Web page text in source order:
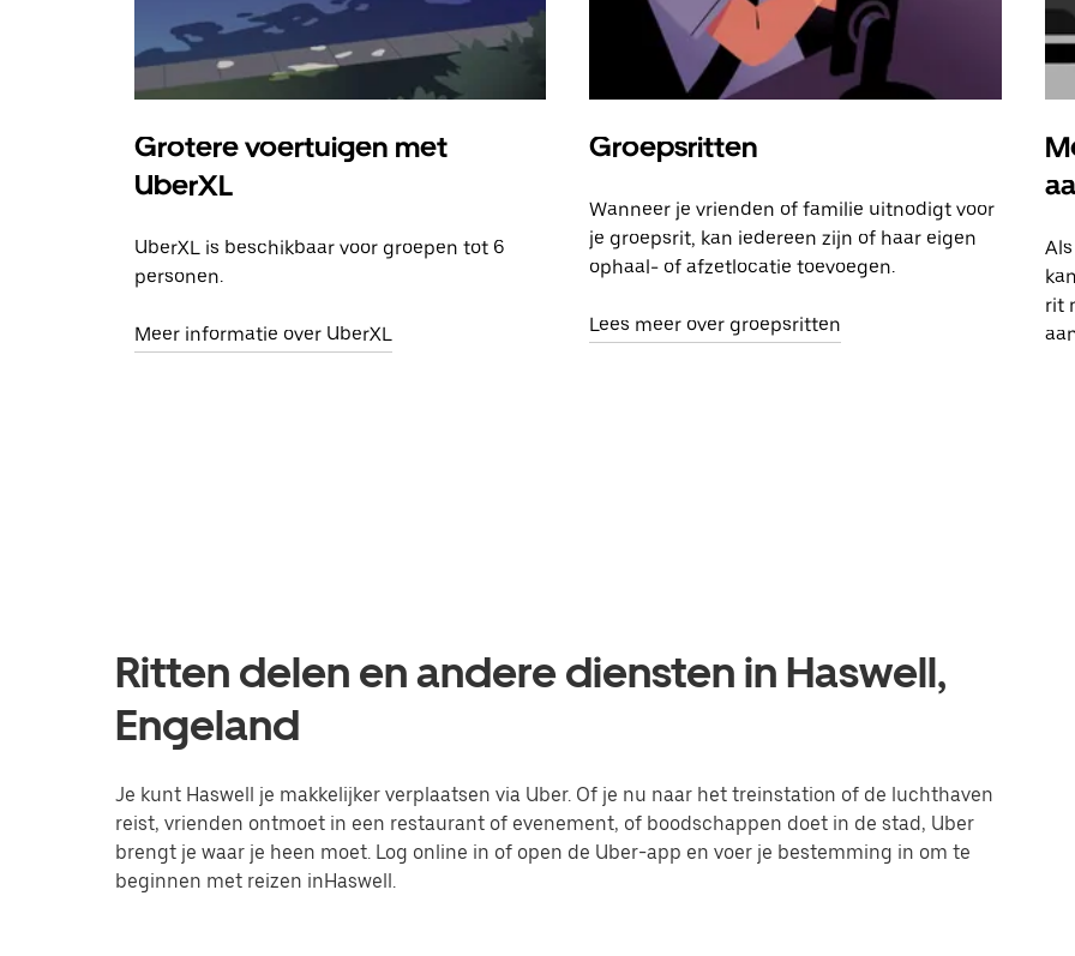
Grotere voertuigen met
UberXL
UberXL is beschikbaar voor groepen tot 6
personen.
Meer informatie over UberXL
Groepsritten
Wanneer je vrienden of familie uitnodigt voor
je groepsrit, kan iedereen zijn of haar eigen
ophaal- of afzetlocatie toevoegen.
Lees meer over groepsritten
rit
Ritten delen en andere diensten in Haswell,
Engeland
Je kunt Haswell je makkelijker verplaatsen via Uber. Of je nu naar het treinstation of de luchthaven
reist, vrienden ontmoet in een restaurant of evenement, of boodschappen doet in de stad, Uber
brengt je waar je heen moet. Log online in of open de Uber-app en voer je bestemming in om te
beginnen met reizen inHaswell.